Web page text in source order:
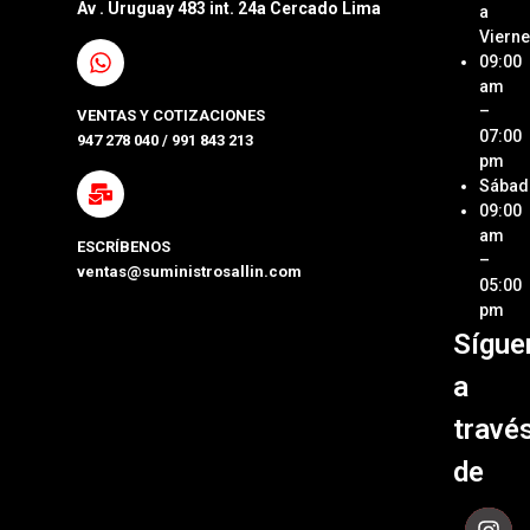
Av . Uruguay 483 int. 24a Cercado Lima
VENTAS Y COTIZACIONES
947 278 040 / 991 843 213
ESCRÍBENOS
ventas@suministrosallin.com
y Pcs
SAC
Ubica
Tienda
de
de
de
a
09:00
am
–
07:00
pm
09:00
am
–
05:00
pm
a
de